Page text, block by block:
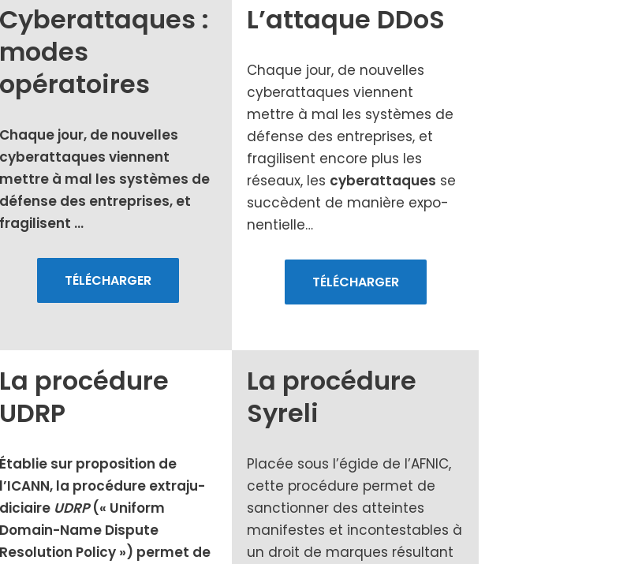
Cyberattaques :
modes
opératoires
Chaque jour, de nou­velles
cybe­rat­taques viennent
mettre à mal les sys­tèmes de
défense des entre­prises, et
fra­gi­lisent …
TÉLÉCHARGER
L’attaque DDoS
Chaque jour, de nou­velles
cybe­rat­taques viennent
mettre à mal les sys­tèmes de
défense des entre­prises, et
fra­gi­lisent encore plus les
réseaux, les cybe­rat­taques se
suc­cèdent de manière expo­
nen­tielle…
TÉLÉCHARGER
La procédure
UDRP
Établie sur pro­po­si­tion de
l’ICANN, la pro­cé­dure extra­ju­
di­ciaire UDRP(« Uniform
Domain-Name Dispute
Resolution Policy ») per­met de
La procédure
Syreli
Placée sous l’égide de l’AFNIC,
cette pro­cé­dure per­met de
sanc­tion­ner des atteintes
mani­festes et incon­tes­tables à
un droit de marques résul­tant